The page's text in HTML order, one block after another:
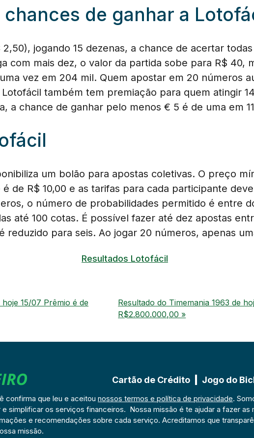
chances de ganhar a
jogando 15 dezenas, a chance de acertar
com mais dez, o valor da partida sobe para R$ 40,
vez em 204 mil. Quem apostar em 20 números
Lotofácil também tem premiação para quem atingir
a chance de ganhar pelo menos € 5 é de uma em
um bolão para apostas coletivas. O preço
é de R$ 10,00 e as tarifas para cada participante
o número de probabilidades permitido é entre
até 100 cotas. É possível fazer até dez apostas
reduzido para seis. Ao jogar 20 números, apenas
Resultados Lotofácil
15/07 Prêmio é de
Resultado do Timemania 1963 de
R$2.800.000,00 »
Cartão de Crédito Jogo do
confirma que leu e aceitou nossos termos e política de privacidade.
simplificar os serviços financeiros. Nossa missão é te ajudar a fazer as
e recomendações sobre cada serviço. Acreditamos que
missão.